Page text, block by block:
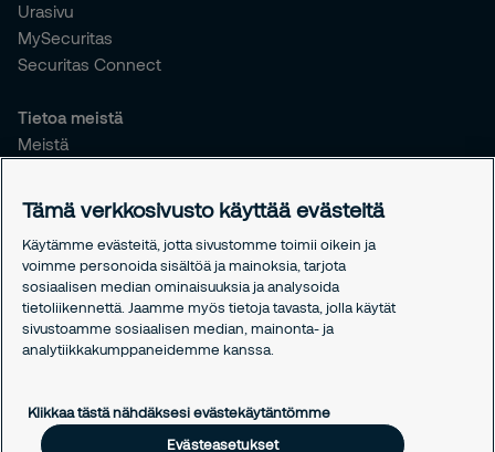
Urasivu
MySecuritas
Securitas Connect
Tietoa meistä
Meistä
Työntekijöille
Oikeudelliset asiat
Tietosuojakäytäntömme
Evästekäytäntömme
Evästeasetukset
Tämä verkkosivusto käyttää evästeitä
Käytämme evästeitä, jotta sivustomme toimii oikein ja
voimme personoida sisältöä ja mainoksia, tarjota
sosiaalisen median ominaisuuksia ja analysoida
tietoliikennettä. Jaamme myös tietoja tavasta, jolla käytät
sivustoamme sosiaalisen median, mainonta- ja
analytiikkakumppaneidemme kanssa.
Klikkaa tästä nähdäksesi evästekäytäntömme
Evästeasetukset